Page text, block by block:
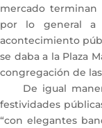
mercado terminan
por lo general a
acontecimiento
se daba a la Plaza
congregación de
De igual
festividades
“con elegantes